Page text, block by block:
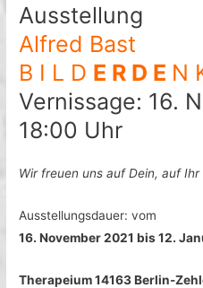
Ausstellung
Alfred Bast
B I L D E R D E N
Vernissage: 16.
18:00 Uhr
Wir freuen uns auf Dein, auf Ihr
Ausstellungsdauer: vom
16. November 2021 bis 12.
Therapeium 14163 Berlin-